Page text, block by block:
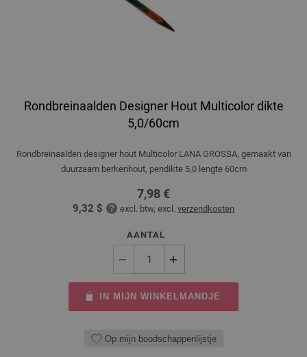
Rondbreinaalden Designer Hout Multicolor dikte
5,0/60cm
Rondbreinaalden designer hout Multicolor LANA GROSSA, gemaakt van
duurzaam berkenhout, pendikte 5,0 lengte 60cm
7,98 €
9,32 $ excl. btw, excl. verzendkosten
AANTAL
IN MIJN WINKELMANDJE
Op mijn boodschappenlijstje